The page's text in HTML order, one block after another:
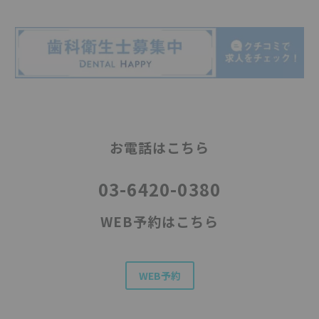
お電話はこちら
03-6420-0380
WEB予約はこちら
WEB予約